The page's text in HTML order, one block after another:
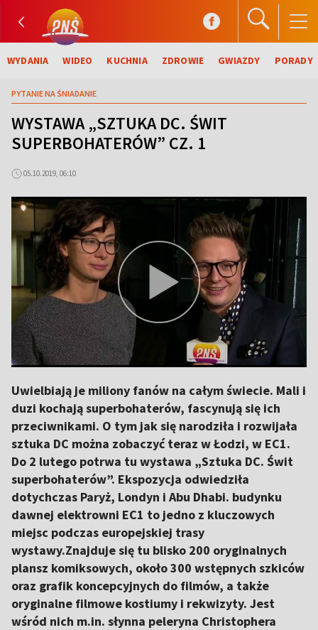
WYDANIA WIDEO KUCHNIA ZDROWIE GWIAZDY PORADY
PYTANIE NA ŚNIADANIE
WYSTAWA „SZTUKA DC. ŚWIT
SUPERBOHATERÓW” CZ. 1
05.10.2019, 06:10
Uwielbiają je miliony fanów na całym świecie. Mali i
duzi kochają superbohaterów, fascynują się ich
przeciwnikami. O tym jak się narodziła i rozwijała
sztuka DC można zobaczyć teraz w Łodzi, w EC1.
Do 2 lutego potrwa tu wystawa „Sztuka DC. Świt
superbohaterów”. Ekspozycja odwiedziła
dotychczas Paryż, Londyn i Abu Dhabi. budynku
dawnej elektrowni EC1 to jedno z kluczowych
miejsc podczas europejskiej trasy
wystawy.Znajduje się tu blisko 200 oryginalnych
plansz komiksowych, około 300 wstępnych szkiców
oraz grafik koncepcyjnych do filmów, a także
oryginalne filmowe kostiumy i rekwizyty. Jest
wśród nich m.in. słynna peleryna Christophera